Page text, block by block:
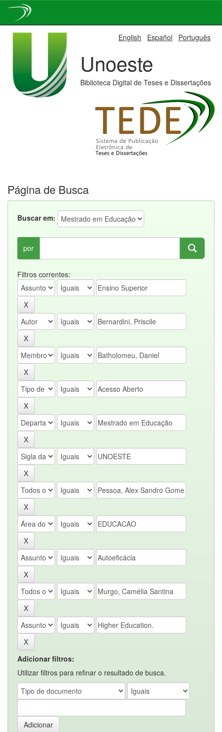
English Español Português
Unoeste
Biblioteca Digital de Teses e Dissertações
Página de Busca
Buscar em:
por
Filtros correntes:
Adicionar filtros:
Utilizar filtros para refinar o resultado de busca.